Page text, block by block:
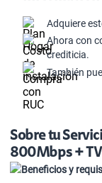
Tu plan
Paquetes
Adquiere
Ahora con
crediticia.
También
Sobre tu
800Mbps +
Beneficios y